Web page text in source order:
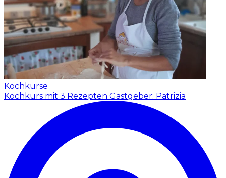
Kochkurse
Kochkurs mit 3 Rezepten Gastgeber: Patrizia